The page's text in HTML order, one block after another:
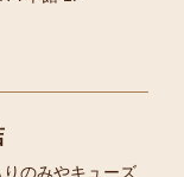
のみやキューズ